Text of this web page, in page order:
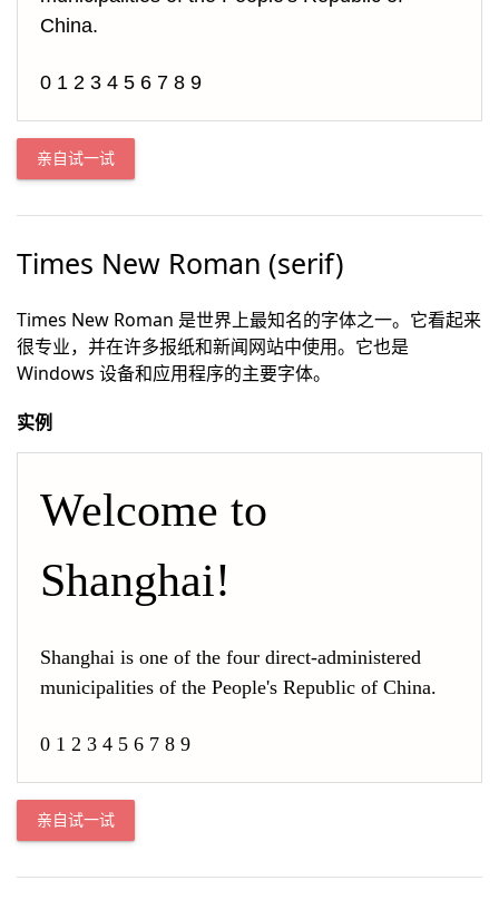
China.
0 1 2 3 4 5 6 7 8 9
亲自试一试
Times New Roman (serif)
Times New Roman 是世界上最知名的字体之一。它看起来
很专业，并在许多报纸和新闻网站中使用。它也是
Windows 设备和应用程序的主要字体。
实例
Welcome to
Shanghai!
Shanghai is one of the four direct-administered
municipalities of the People's Republic of China.
0 1 2 3 4 5 6 7 8 9
亲自试一试